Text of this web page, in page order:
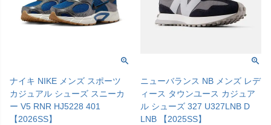
ナイキ NIKE メンズ スポーツ
カジュアル シューズ スニーカ
ー V5 RNR HJ5228 401
【2026SS】
ニューバランス NB メンズ レデ
ィース タウンユース カジュア
ル シューズ 327 U327LNB D
LNB 【2025SS】